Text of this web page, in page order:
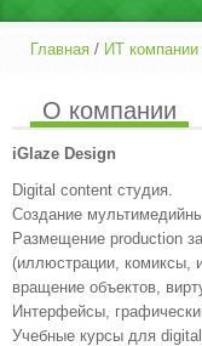
Как делаем
Главная / ИТ компании
О компании
iGlaze Design
Digital content студия.
Cоздание
Размещение production
(иллюстрации, комиксы,
вращение объектов,
Интерфейсы,
Учебные курсы для